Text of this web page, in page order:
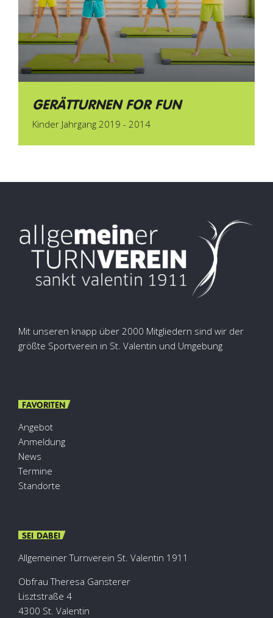
GERÄTTURNEN FOR FUN
Kinder Jahrgang 2019 - 2014
Mit unseren knapp über 2000 Mitgliedern sind wir der
größte Sportverein in St. Valentin und Umgebung
FAVORITEN
Angebot
Anmeldung
News
Termine
Standorte
SEI DABEI
Allgemeiner Turnverein St. Valentin 1911
Obfrau Theresa Gansterer
Lisztstraße 4
4300 St. Valentin